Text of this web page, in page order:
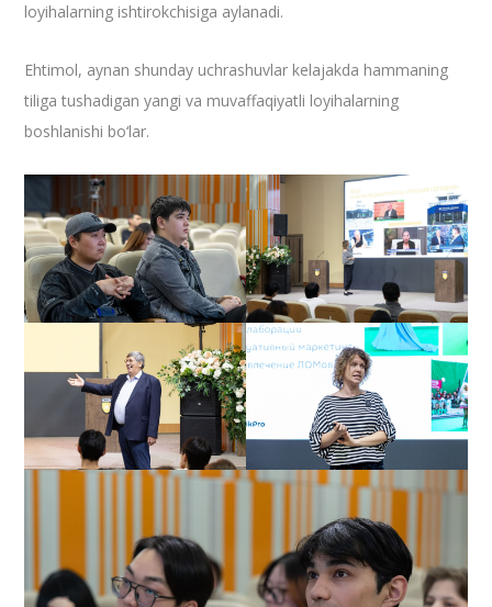
loyihalarning ishtirokchisiga aylanadi.
​Ehtimol, aynan shunday uchrashuvlar kelajakda hammaning
tiliga tushadigan yangi va muvaffaqiyatli loyihalarning
boshlanishi bo‘lar.